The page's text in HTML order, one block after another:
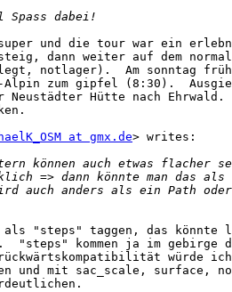
und die tour war ein
dann weiter auf dem
notlager).  Am sonntag
Alpin zum gipfel (8:30).
Neustädter Hütte nach Ehrwald.
at gmx.de> writes:
"steps" taggen, das könnte
"steps" kommen ja im gebirge
würde
und mit sac_scale, surface,